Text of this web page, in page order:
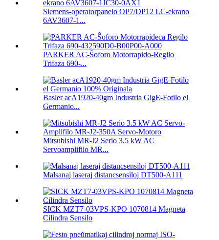
Siemens-operatorpanelo OP7/DP12 LC-ekrano
6AV3607-1...
PARKER AC-Ŝoforo Motorrapido-Regilo
Trifaza 690-...
Basler acA1920-40gm Industria GigE-Fotilo el
Germanio...
Mitsubishi MR-J2 Serio 3.5 kW AC
Servoamplifilo MR...
Malsanaj laseraj distancsensiloj DT500-A111
SICK MZT7-03VPS-KPO 1070814 Magneta
Cilindra Sensilo